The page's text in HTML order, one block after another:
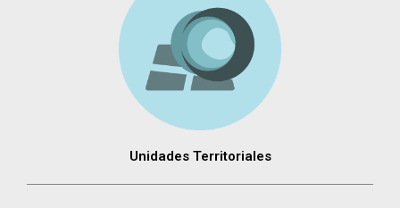
Unidades Territoriales